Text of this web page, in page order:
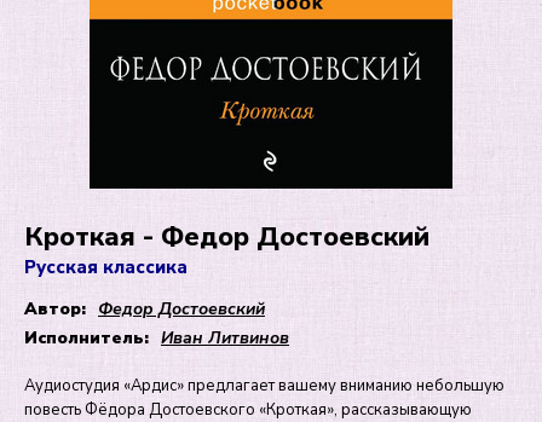
Кроткая - Федор Достоевский
Русская классика
Автор: Федор Достоевский
Исполнитель: Иван Литвинов
Аудиостудия «Ардис» предлагает вашему вниманию небольшую
повесть Фёдора Достоевского «Кроткая», рассказывающую